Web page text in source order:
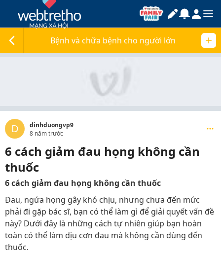
Bệnh và chữa bệnh cho người lớn
D
dinhduongvp9
8 năm trước
6 cách giảm đau họng không cần
thuốc
6 cách giảm đau họng không cần thuốc
Đau, ngứa họng gây khó chịu, nhưng chưa đến mức
phải đi gặp bác sĩ, bạn có thể làm gì để giải quyết vấn đề
này? Dưới đây là những cách tự nhiên giúp bạn hoàn
toàn có thể làm dịu cơn đau mà không cần dùng đến
thuốc.